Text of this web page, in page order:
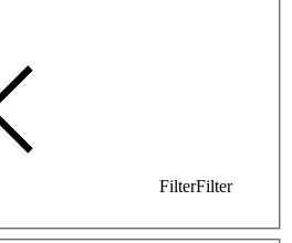
FilterFilter